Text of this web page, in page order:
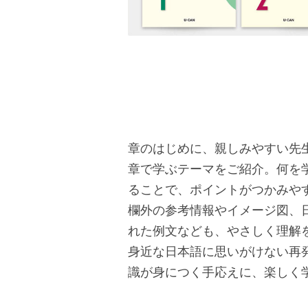
章のはじめに、親しみやすい先
章で学ぶテーマをご紹介。何を
ることで、ポイントがつかみや
欄外の参考情報やイメージ図、
れた例文なども、やさしく理解
身近な日本語に思いがけない再
識が身につく手応えに、楽しく